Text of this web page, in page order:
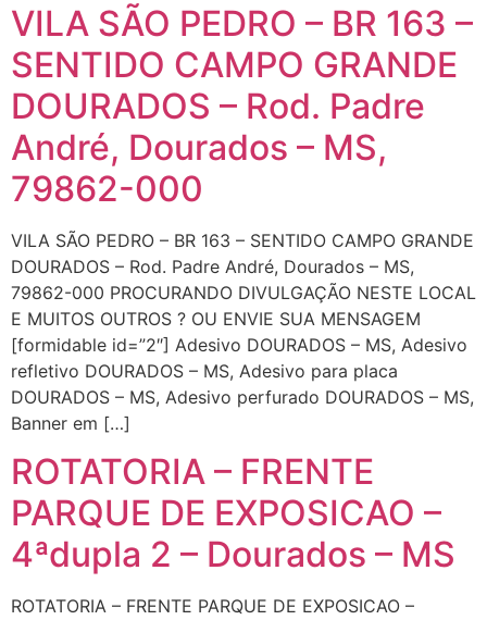
VILA SÃO PEDRO – BR 163 –
SENTIDO CAMPO GRANDE
DOURADOS – Rod. Padre
André, Dourados – MS,
79862-000
VILA SÃO PEDRO – BR 163 – SENTIDO CAMPO GRANDE
DOURADOS – Rod. Padre André, Dourados – MS,
79862-000 PROCURANDO DIVULGAÇÃO NESTE LOCAL
E MUITOS OUTROS ? OU ENVIE SUA MENSAGEM
[formidable id=”2″] Adesivo DOURADOS – MS, Adesivo
refletivo DOURADOS – MS, Adesivo para placa
DOURADOS – MS, Adesivo perfurado DOURADOS – MS,
Banner em […]
ROTATORIA – FRENTE
PARQUE DE EXPOSICAO –
4ªdupla 2 – Dourados – MS
ROTATORIA – FRENTE PARQUE DE EXPOSICAO –